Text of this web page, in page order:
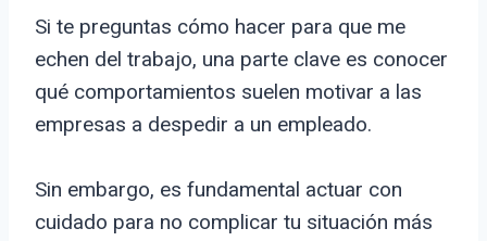
Si te preguntas cómo hacer para que me
echen del trabajo, una parte clave es conocer
qué comportamientos suelen motivar a las
empresas a despedir a un empleado.
Sin embargo, es fundamental actuar con
cuidado para no complicar tu situación más